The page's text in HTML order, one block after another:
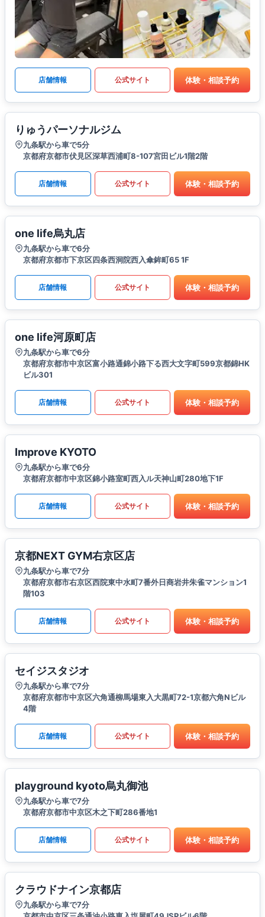
店舗情報 公式サイト 体験・相談予約
りゅうパーソナルジム
九条駅から車で5分
京都府京都市伏見区深草西浦町8-107宮田ビル1階2階
店舗情報 公式サイト 体験・相談予約
one life烏丸店
九条駅から車で6分
京都府京都市下京区四条西洞院西入傘鉾町65 1F
店舗情報 公式サイト 体験・相談予約
one life河原町店
九条駅から車で6分
京都府京都市中京区富小路通錦小路下る西大文字町599京都錦HK
ビル301
店舗情報 公式サイト 体験・相談予約
Improve KYOTO
九条駅から車で6分
京都府京都市中京区錦小路室町西入ル天神山町280地下1F
店舗情報 公式サイト 体験・相談予約
京都NEXT GYM右京区店
九条駅から車で7分
京都府京都市右京区西院東中水町7番外日商岩井朱雀マンション1
階103
店舗情報 公式サイト 体験・相談予約
セイジスタジオ
九条駅から車で7分
京都府京都市中京区六角通柳馬場東入大黒町72-1京都六角Nビル
4階
店舗情報 公式サイト 体験・相談予約
playground kyoto烏丸御池
九条駅から車で7分
京都府京都市中京区木之下町286番地1
店舗情報 公式サイト 体験・相談予約
クラウドナイン京都店
九条駅から車で7分